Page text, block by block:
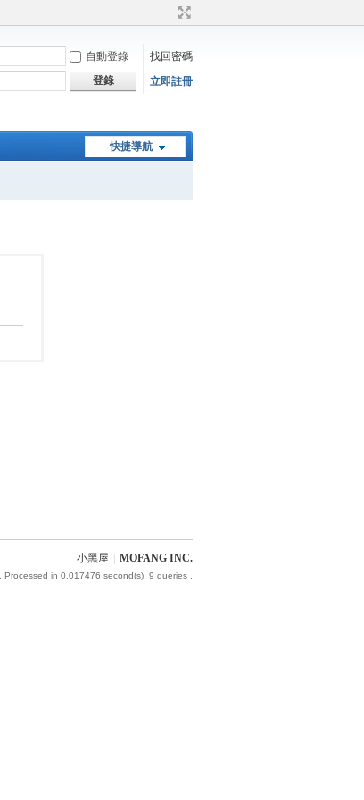
自動登錄
找回密碼
登錄 立即註冊
快捷導航
小黑屋 MOFANG INC.
, Processed in 0.017476 second(s), 9 queries .